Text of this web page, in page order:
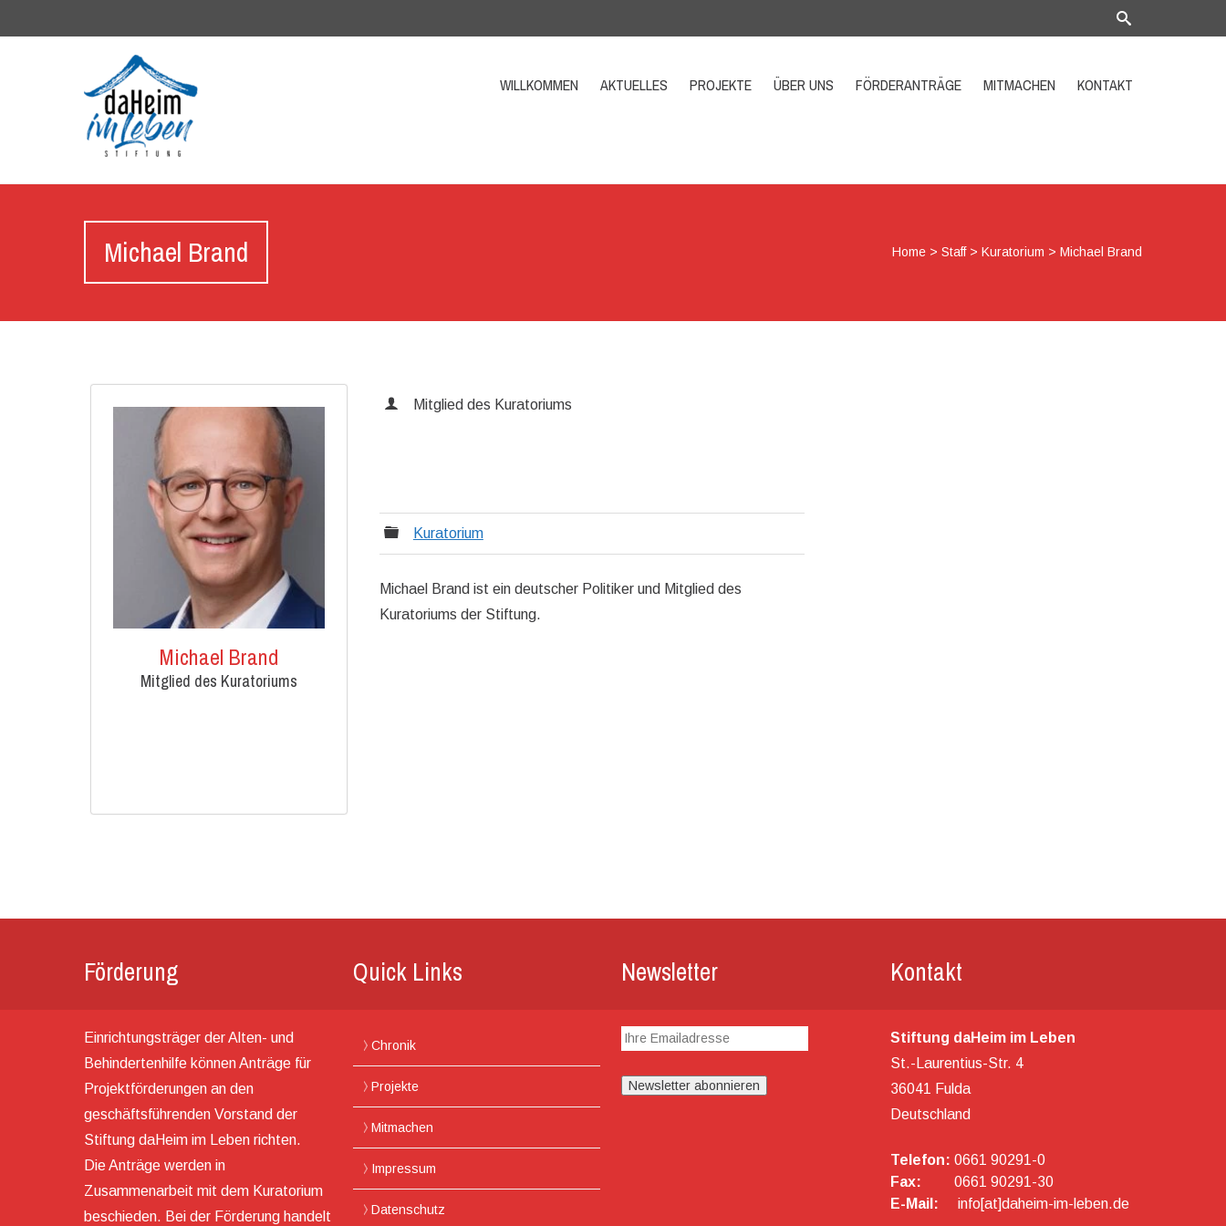
WILLKOMMEN AKTUELLES PROJEKTE ÜBER UNS FÖRDERANTRÄGE MITMACHEN KONTAKT
Michael Brand Home >Staff>Kuratorium >Michael Brand
Michael Brand
Mitglied des Kuratoriums
Mitglied des Kuratoriums
Kuratorium
Michael Brand ist ein deutscher Politiker und Mitglied des
Kuratoriums der Stiftung.
Förderung
Einrichtungsträger der Alten- und
Behindertenhilfe können Anträge für
Projektförderungen an den
geschäftsführenden Vorstand der
Stiftung daHeim im Leben richten.
Die Anträge werden in
Zusammenarbeit mit dem Kuratorium
beschieden. Bei der Förderung handelt
Quick Links
Chronik
Projekte
Mitmachen
Impressum
Datenschutz
Newsletter Kontakt
Stiftung daHeim im Leben
St.-Laurentius-Str. 4
36041 Fulda
Deutschland
Telefon: 0661 90291-0
Fax:
0661 90291-30
E-Mail:
info[at]daheim-im-leben.de